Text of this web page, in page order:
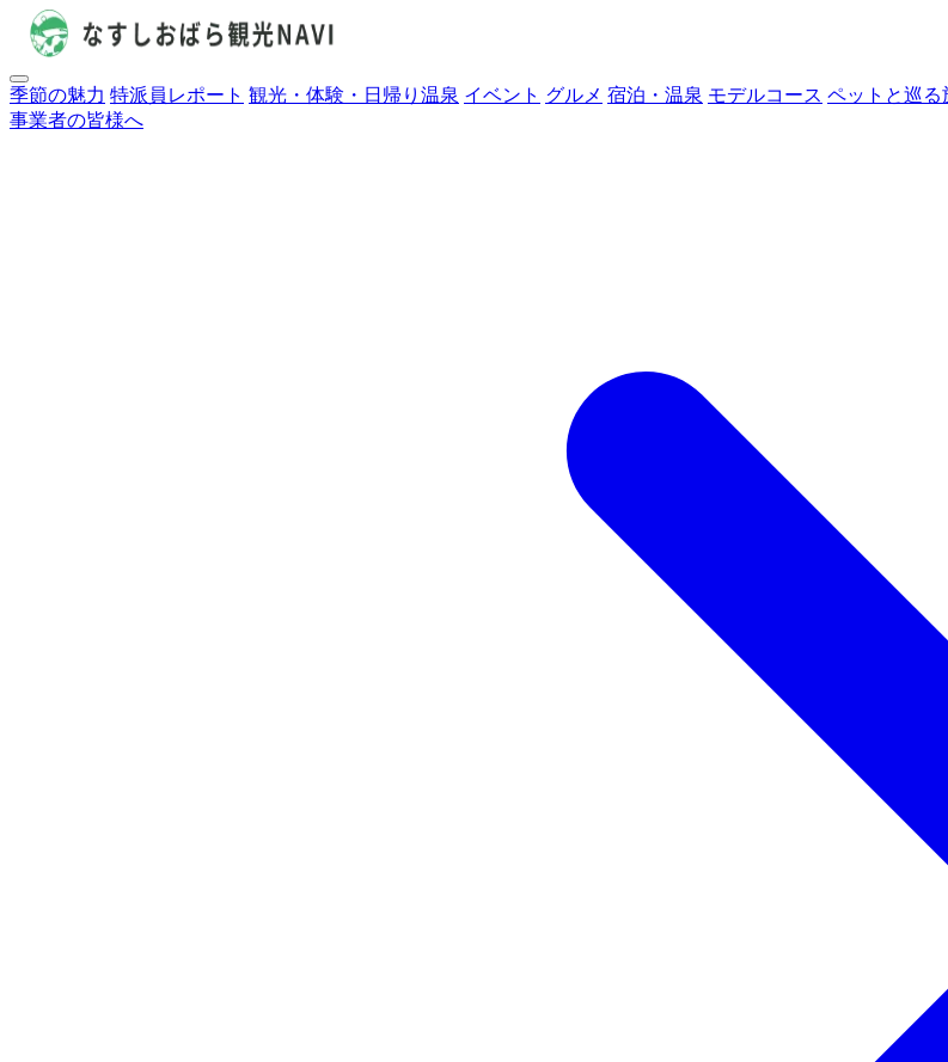
季節の魅力 特派員レポート 観光・体験・日帰り温泉 イベント グルメ 宿泊・温泉 モデルコース ペットと巡る
事業者の皆様へ